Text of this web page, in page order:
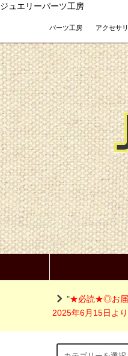
ジュエリーパーツ工房
パーツ工房 アクセサリ
"★必読★◎お届
2025年6月15日よ